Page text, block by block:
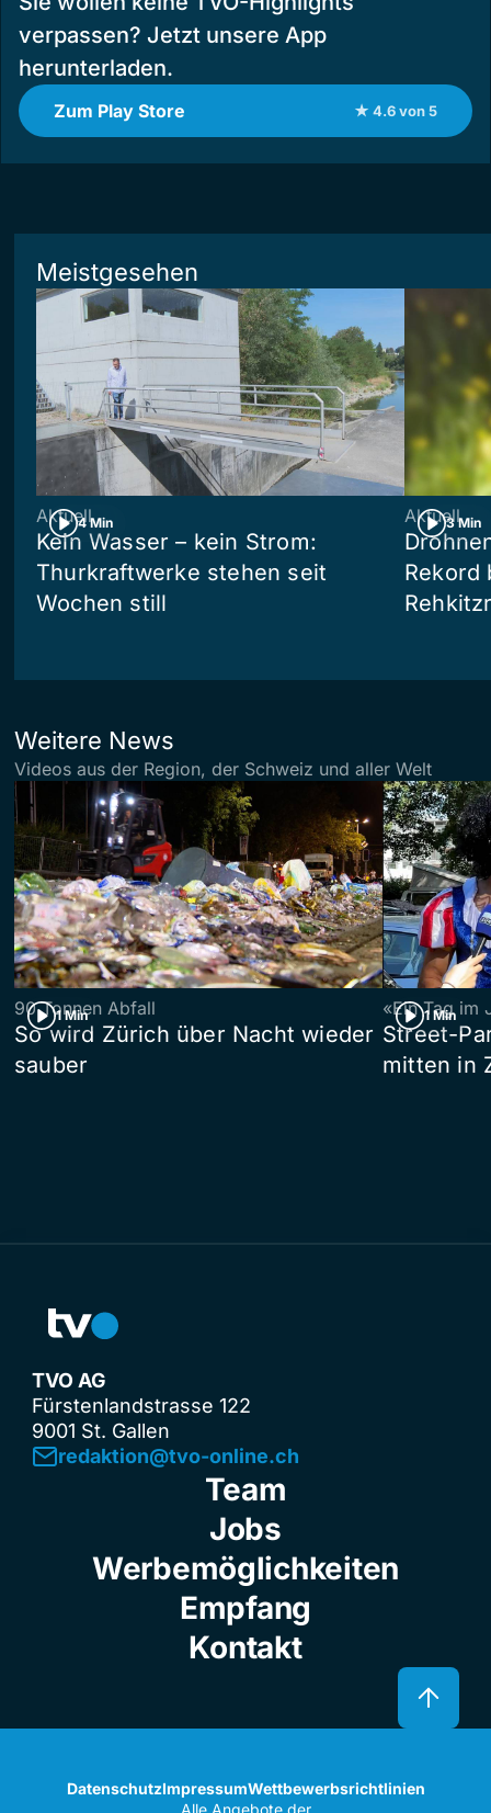
verpassen? Jetzt unsere App
herunterladen.
Zum Play Store ★ 4.6 von 5
Meistgesehen
4 Min
Aktuell
Kein Wasser – kein Strom:
Thurkraftwerke stehen seit
Wochen still
3 Min
Aktuell
Rekord
Weitere News
Videos aus der Region, der Schweiz und aller Welt
1 Min
90 Tonnen Abfall
So wird Zürich über Nacht wieder
sauber
1 Min
«Ein Tag im
Street-
mitten in
TVO AG
Fürstenlandstrasse 122
9001 St. Gallen
redaktion@tvo-online.ch
Team
Jobs
Werbemöglichkeiten
Empfang
Kontakt
DatenschutzImpressumWettbewerbsrichtlinien